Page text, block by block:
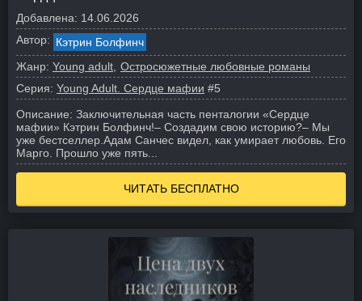
Добавлена: 14.06.2026
Автор: Кэтрин Болфинч
Жанр: Young adult Остросюжетные любовные романы
Серия: Young Adult. Сердце мафии #5
Описание: Заключительная часть пенталогии «Сердце
мафии» Кэтрин Болфинч!– Создадим свою историю?– Мы
уже бестселлер. Адам Санчес видел, как умирает любовь. Его
Марго. Прошло уже пять...
ЧИТАТЬ БЕСПЛАТНО